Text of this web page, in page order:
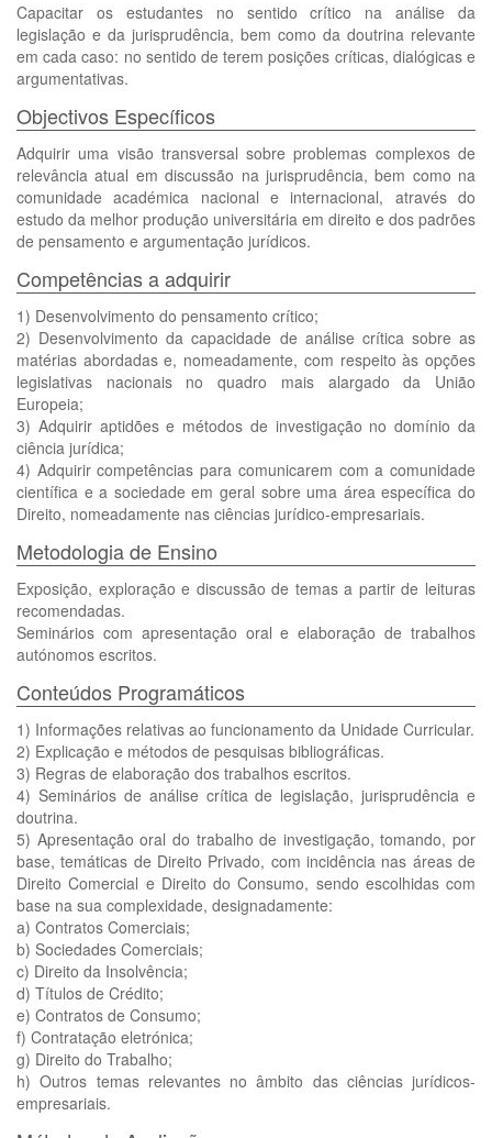
Capacitar os estudantes no sentido crítico na análise da
legislação e da jurisprudência, bem como da doutrina relevante
em cada caso: no sentido de terem posições críticas, dialógicas e
argumentativas.
Objectivos Específicos
Adquirir uma visão transversal sobre problemas complexos de
relevância atual em discussão na jurisprudência, bem como na
comunidade académica nacional e internacional, através do
estudo da melhor produção universitária em direito e dos padrões
de pensamento e argumentação jurídicos.
Competências a adquirir
1) Desenvolvimento do pensamento crítico;
2) Desenvolvimento da capacidade de análise crítica sobre as
matérias abordadas e, nomeadamente, com respeito às opções
legislativas nacionais no quadro mais alargado da União
Europeia;
3) Adquirir aptidões e métodos de investigação no domínio da
ciência jurídica;
4) Adquirir competências para comunicarem com a comunidade
científica e a sociedade em geral sobre uma área específica do
Direito, nomeadamente nas ciências jurídico-empresariais.
Metodologia de Ensino
Exposição, exploração e discussão de temas a partir de leituras
recomendadas.
Seminários com apresentação oral e elaboração de trabalhos
autónomos escritos.
Conteúdos Programáticos
1) Informações relativas ao funcionamento da Unidade Curricular.
2) Explicação e métodos de pesquisas bibliográficas.
3) Regras de elaboração dos trabalhos escritos.
4) Seminários de análise crítica de legislação, jurisprudência e
doutrina.
5) Apresentação oral do trabalho de investigação, tomando, por
base, temáticas de Direito Privado, com incidência nas áreas de
Direito Comercial e Direito do Consumo, sendo escolhidas com
base na sua complexidade, designadamente:
a) Contratos Comerciais;
b) Sociedades Comerciais;
c) Direito da Insolvência;
d) Títulos de Crédito;
e) Contratos de Consumo;
f) Contratação eletrónica;
g) Direito do Trabalho;
h) Outros temas relevantes no âmbito das ciências jurídicos-
empresariais.